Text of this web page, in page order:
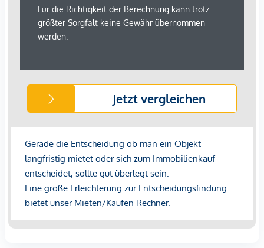
Belvedere
Musikverein
Karlskirche
Naschmarkt
Beste Verkehrsanbindung
U1 / U2 Karlsplatz
Straßenbahnlinien D, 1, 62
Badner Bahn
Hauptbahnhof in wenigen Minuten erreichbar
Maklervereinbarung:Wir ersuchen um Verständnis, dass
wir bei Anfragen zur Objektadresse, bzw.
Bestimmungen Unterlagen erst dann zusenden können,